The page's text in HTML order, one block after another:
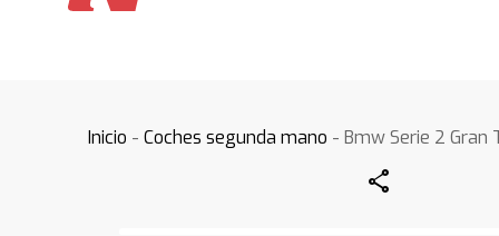
Inicio -Coches segunda mano - Bmw Serie 2 Gran
Share